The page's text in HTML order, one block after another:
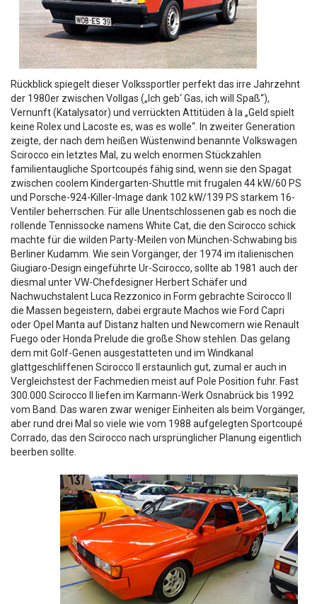
Rückblick spiegelt dieser Volkssportler perfekt das irre Jahrzehnt
der 1980er zwischen Vollgas („Ich geb‘ Gas, ich will Spaß“),
Vernunft (Katalysator) und verrückten Attitüden à la „Geld spielt
keine Rolex und Lacoste es, was es wolle“. In zweiter Generation
zeigte, der nach dem heißen Wüstenwind benannte Volkswagen
Scirocco ein letztes Mal, zu welch enormen Stückzahlen
familientaugliche Sportcoupés fähig sind, wenn sie den Spagat
zwischen coolem Kindergarten-Shuttle mit frugalen 44 kW/60 PS
und Porsche-924-Killer-Image dank 102 kW/139 PS starkem 16-
Ventiler beherrschen. Für alle Unentschlossenen gab es noch die
rollende Tennissocke namens White Cat, die den Scirocco schick
machte für die wilden Party-Meilen von München-Schwabing bis
Berliner Kudamm. Wie sein Vorgänger, der 1974 im italienischen
Giugiaro-Design eingeführte Ur-Scirocco, sollte ab 1981 auch der
diesmal unter VW-Chefdesigner Herbert Schäfer und
Nachwuchstalent Luca Rezzonico in Form gebrachte Scirocco II
die Massen begeistern, dabei ergraute Machos wie Ford Capri
oder Opel Manta auf Distanz halten und Newcomern wie Renault
Fuego oder Honda Prelude die große Show stehlen. Das gelang
dem mit Golf-Genen ausgestatteten und im Windkanal
glattgeschliffenen Scirocco II erstaunlich gut, zumal er auch in
Vergleichstest der Fachmedien meist auf Pole Position fuhr. Fast
300.000 Scirocco II liefen im Karmann-Werk Osnabrück bis 1992
vom Band. Das waren zwar weniger Einheiten als beim Vorgänger,
aber rund drei Mal so viele wie vom 1988 aufgelegten Sportcoupé
Corrado, das den Scirocco nach ursprünglicher Planung eigentlich
beerben sollte.